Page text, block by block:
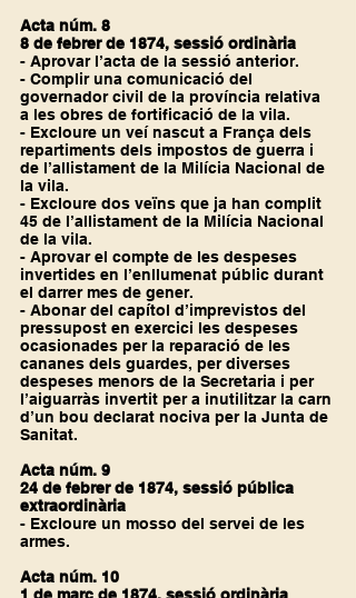
Acta núm. 8
8 de febrer de 1874, sessió ordinària
- Aprovar l’acta de la sessió anterior.
- Complir una comunicació del
governador civil de la província relativa
a les obres de fortificació de la vila.
- Excloure un veí nascut a França dels
repartiments dels impostos de guerra i
de l’allistament de la Milícia Nacional de
la vila.
- Excloure dos veïns que ja han complit
45 de l’allistament de la Milícia Nacional
de la vila.
- Aprovar el compte de les despeses
invertides en l’enllumenat públic durant
el darrer mes de gener.
- Abonar del capítol d’imprevistos del
pressupost en exercici les despeses
ocasionades per la reparació de les
cananes dels guardes, per diverses
despeses menors de la Secretaria i per
l’aiguarràs invertit per a inutilitzar la carn
d’un bou declarat nociva per la Junta de
Sanitat.
Acta núm. 9
24 de febrer de 1874, sessió pública
extraordinària
- Excloure un mosso del servei de les
armes.
Acta núm. 10